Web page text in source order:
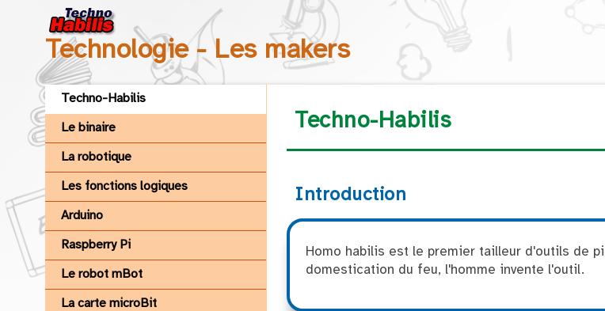
Technologie - Les makers
Techno-Habilis
Le binaire
La robotique
Les fonctions logiques
Arduino
Raspberry Pi
Le robot mBot
La carte microBit
Techno-Habilis
Introduction
Homo habilis est le premier tailleur d'outils de
domestication du feu, l'homme invente l'outil.